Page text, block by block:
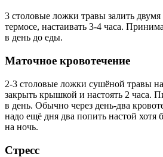
3 столовые ложки травы залить двумя
термосе, настаивать 3-4 часа.
в день до еды.
Маточное кровотечение
2-3 столовые ложки сушёной травы
закрыть крышкой и настоять 2 часа.
в день. Обычно через день-два
надо ещё дня два попить настой хотя
на ночь.
Стресс